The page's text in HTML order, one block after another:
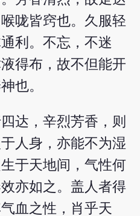
咙皆窍也。久服轻
利。不忘，不迷
得布，故不但能开
也。
达，辛烈芳香，则
人身，亦能不为湿
于天地间，气性何
亦如之。盖人者得
血之性，肖乎天